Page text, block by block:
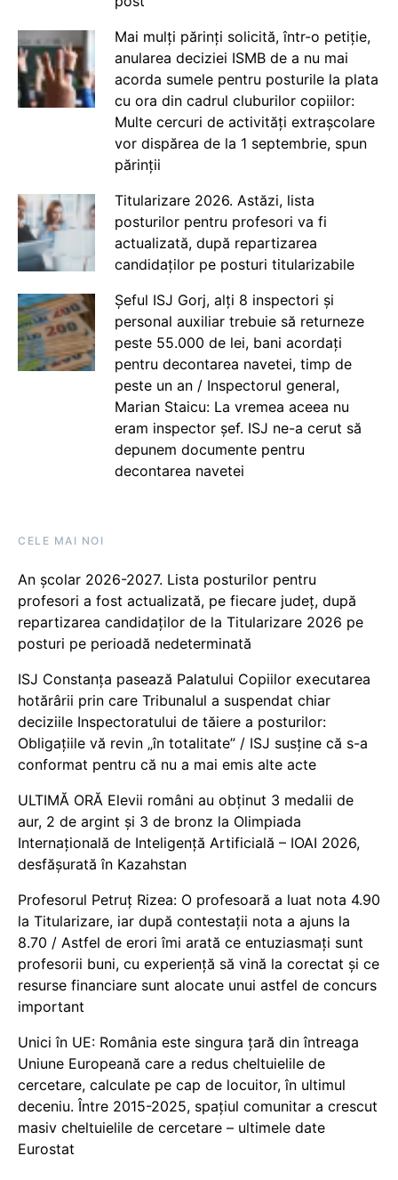
Mai mulți părinți solicită, într-o petiție,
anularea deciziei ISMB de a nu mai
acorda sumele pentru posturile la plata
cu ora din cadrul cluburilor copiilor:
Multe cercuri de activități extrașcolare
vor dispărea de la 1 septembrie, spun
părinții
Titularizare 2026. Astăzi, lista
posturilor pentru profesori va fi
actualizată, după repartizarea
candidaților pe posturi titularizabile
Șeful ISJ Gorj, alți 8 inspectori și
personal auxiliar trebuie să returneze
peste 55.000 de lei, bani acordați
pentru decontarea navetei, timp de
peste un an / Inspectorul general,
Marian Staicu: La vremea aceea nu
eram inspector șef. ISJ ne-a cerut să
depunem documente pentru
decontarea navetei
CELE MAI NOI
An școlar 2026-2027. Lista posturilor pentru
profesori a fost actualizată, pe fiecare județ, după
repartizarea candidaților de la Titularizare 2026 pe
posturi pe perioadă nedeterminată
ISJ Constanța pasează Palatului Copiilor executarea
hotărârii prin care Tribunalul a suspendat chiar
deciziile Inspectoratului de tăiere a posturilor:
Obligațiile vă revin „în totalitate” / ISJ susține că s-a
conformat pentru că nu a mai emis alte acte
ULTIMĂ ORĂ Elevii români au obținut 3 medalii de
aur, 2 de argint și 3 de bronz la Olimpiada
Internațională de Inteligență Artificială – IOAI 2026,
desfășurată în Kazahstan
Profesorul Petruț Rizea: O profesoară a luat nota 4.90
la Titularizare, iar după contestații nota a ajuns la
8.70 / Astfel de erori îmi arată ce entuziasmați sunt
profesorii buni, cu experiență să vină la corectat și ce
resurse financiare sunt alocate unui astfel de concurs
important
Unici în UE: România este singura țară din întreaga
Uniune Europeană care a redus cheltuielile de
cercetare, calculate pe cap de locuitor, în ultimul
deceniu. Între 2015-2025, spațiul comunitar a crescut
masiv cheltuielile de cercetare – ultimele date
Eurostat